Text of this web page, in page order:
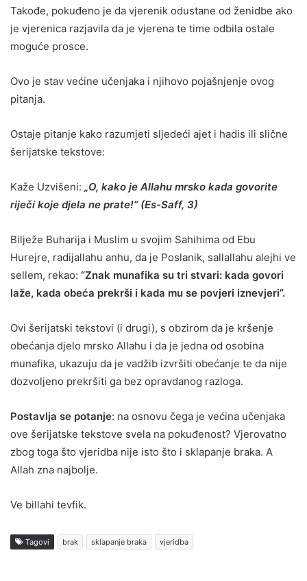
Takođe, pokuđeno je da vjerenik odustane od ženidbe ako
je vjerenica razjavila da je vjerena te time odbila ostale
moguće prosce.
Ovo je stav većine učenjaka i njihovo pojašnjenje ovog
pitanja.
Ostaje pitanje kako razumjeti sljedeći ajet i hadis ili slične
šerijatske tekstove:
Kaže Uzvišeni: „O, kako je Allahu mrsko kada govorite
riječi koje djela ne prate!“ (Es-Saff, 3)
Bilježe Buharija i Muslim u svojim Sahihima od Ebu
Hurejre, radijallahu anhu, da je Poslanik, sallallahu alejhi ve
sellem, rekao: “Znak munafika su tri stvari: kada govori
laže, kada obeća prekrši i kada mu se povjeri iznevjeri”.
Ovi šerijatski tekstovi (i drugi), s obzirom da je kršenje
obećanja djelo mrsko Allahu i da je jedna od osobina
munafika, ukazuju da je vadžib izvršiti obećanje te da nije
dozvoljeno prekršiti ga bez opravdanog razloga.
Postavlja se potanje: na osnovu čega je većina učenjaka
ove šerijatske tekstove svela na pokuđenost? Vjerovatno
zbog toga što vjeridba nije isto što i sklapanje braka. A
Allah zna najbolje.
Ve billahi tevfik.
Tagovi brak sklapanje braka vjeridba